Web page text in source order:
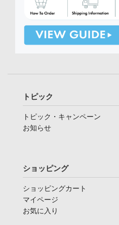
トピック
トピック・キャンペーン
お知らせ
ショッピング
ショッピングカート
マイページ
お気に入り